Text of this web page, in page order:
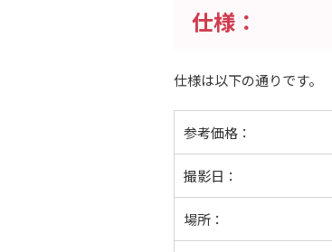
仕様：
仕様は以下の通りです。
参考価格：
撮影日：
場所：